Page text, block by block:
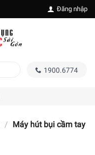
Đăng nhập
1900.6774
/ Máy hút bụi cầm tay